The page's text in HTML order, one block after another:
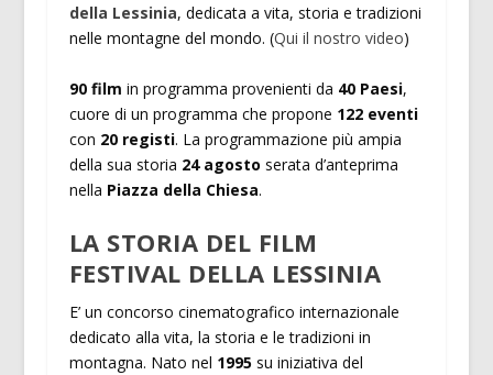
della Lessinia, dedicata a vita, storia e tradizioni
nelle montagne del mondo. (Qui il nostro video)
90 film in programma provenienti da 40 Paesi,
cuore di un programma che propone 122 eventi
con 20 registi. La programmazione più ampia
della sua storia 24 agosto serata d’anteprima
nella Piazza della Chiesa.
LA STORIA DEL FILM
FESTIVAL DELLA LESSINIA
E’ un concorso cinematografico internazionale
dedicato alla vita, la storia e le tradizioni in
montagna. Nato nel 1995 su iniziativa del